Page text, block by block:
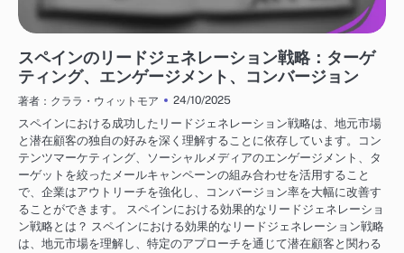
スペインのリードジェネレーション戦略：ターゲ
ティング、エンゲージメント、コンバージョン
著者：クララ・ウィットモア
24/10/2025
スペインにおける成功したリードジェネレーション戦略は、地元市場
と潜在顧客の独自の好みを深く理解することに依存しています。コン
テンツマーケティング、ソーシャルメディアのエンゲージメント、タ
ーゲットを絞ったメールキャンペーンの組み合わせを活用すること
で、企業はアウトリーチを強化し、コンバージョン率を大幅に改善す
ることができます。 スペインにおける効果的なリードジェネレーショ
ン戦略とは？ スペインにおける効果的なリードジェネレーション戦略
は、地元市場を理解し、特定のアプローチを通じて潜在顧客と関わる